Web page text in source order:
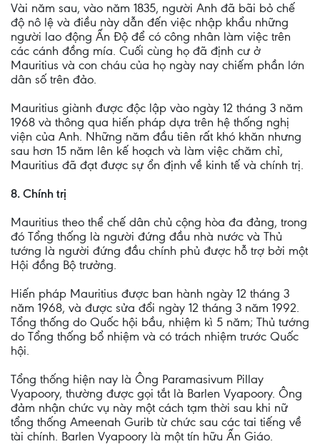
Vài năm sau, vào năm 1835, người Anh đã bãi bỏ chế
độ nô lệ và điều này dẫn đến việc nhập khẩu những
người lao động Ấn Độ để có công nhân làm việc trên
các cánh đồng mía. Cuối cùng họ đã định cư ở
Mauritius và con cháu của họ ngày nay chiếm phần lớn
dân số trên đảo.
Mauritius giành được độc lập vào ngày 12 tháng 3 năm
1968 và thông qua hiến pháp dựa trên hệ thống nghị
viện của Anh. Những năm đầu tiên rất khó khăn nhưng
sau hơn 15 năm lên kế hoạch và làm việc chăm chỉ,
Mauritius đã đạt được sự ổn định về kinh tế và chính trị.
8. Chính trị
Mauritius theo thể chế dân chủ cộng hòa đa đảng, trong
đó Tổng thống là người đứng đầu nhà nước và Thủ
tướng là người đứng đầu chính phủ được hỗ trợ bởi một
Hội đồng Bộ trưởng.
Hiến pháp Mauritius được ban hành ngày 12 tháng 3
năm 1968, và được sửa đổi ngày 12 tháng 3 năm 1992.
Tổng thống do Quốc hội bầu, nhiệm kì 5 năm; Thủ tướng
do Tổng thống bổ nhiệm và có trách nhiệm trước Quốc
hội.
Tổng thống hiện nay là Ông Paramasivum Pillay
Vyapoory, thường được gọi tắt là Barlen Vyapoory. Ông
đảm nhận chức vụ này một cách tạm thời sau khi nữ
tổng thống Ameenah Gurib từ chức sau các tai tiếng về
tài chính. Barlen Vyapoory là một tín hữu Ấn Giáo.